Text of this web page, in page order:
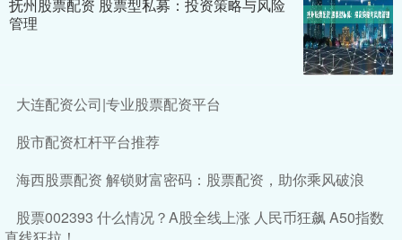
抚州股票配资 股票型私募：投资策略与风险
管理
大连配资公司|专业股票配资平台
股市配资杠杆平台推荐
海西股票配资 解锁财富密码：股票配资，助你乘风破浪
股票002393 什么情况？A股全线上涨 人民币狂飙 A50指数